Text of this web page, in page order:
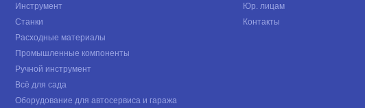
Инструмент
Станки
Расходные материалы
Промышленные компоненты
Ручной инструмент
Всё для сада
Оборудование для автосервиса и гаража
Юр. лицам
Контакты